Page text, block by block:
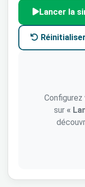
Lancer la
Réinitialiser
sur «